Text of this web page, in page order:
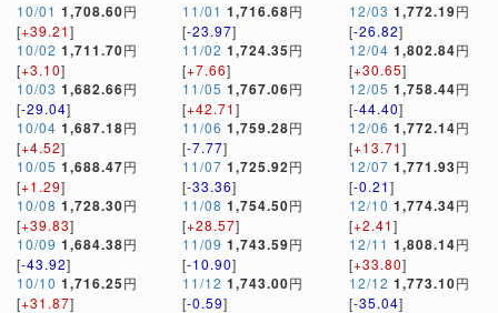
10/01 1,708.60円
[+39.21]
10/02 1,711.70円
[+3.10]
10/03 1,682.66円
[-29.04]
10/04 1,687.18円
[+4.52]
10/05 1,688.47円
[+1.29]
10/08 1,728.30円
[+39.83]
10/09 1,684.38円
[-43.92]
10/10 1,716.25円
[+31.87]
11/01 1,716.68円
[-23.97]
11/02 1,724.35円
[+7.66]
11/05 1,767.06円
[+42.71]
11/06 1,759.28円
[-7.77]
11/07 1,725.92円
[-33.36]
11/08 1,754.50円
[+28.57]
11/09 1,743.59円
[-10.90]
11/12 1,743.00円
[-0.59]
12/03 1,772.19円
[-26.82]
12/04 1,802.84円
[+30.65]
12/05 1,758.44円
[-44.40]
12/06 1,772.14円
[+13.71]
12/07 1,771.93円
[-0.21]
12/10 1,774.34円
[+2.41]
12/11 1,808.14円
[+33.80]
12/12 1,773.10円
[-35.04]